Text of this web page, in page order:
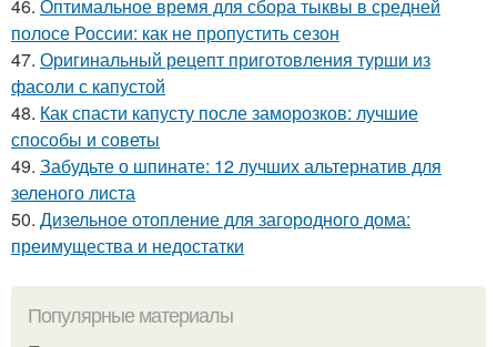
46. Оптимальное время для сбора тыквы в средней
полосе России: как не пропустить сезон
47. Оригинальный рецепт приготовления турши из
фасоли с капустой
48. Как спасти капусту после заморозков: лучшие
способы и советы
49. Забудьте о шпинате: 12 лучших альтернатив для
зеленого листа
50. Дизельное отопление для загородного дома:
преимущества и недостатки
Популярные материалы